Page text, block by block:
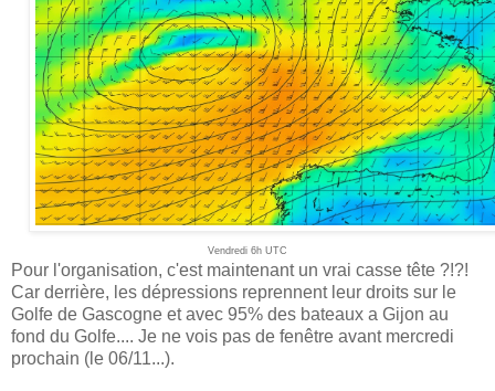
Vendredi 6h UTC
Pour l'organisation, c'est maintenant un vrai casse tête ?!?!
Car derrière, les dépressions reprennent leur droits sur le
Golfe de Gascogne et avec 95% des bateaux a Gijon au
fond du Golfe.... Je ne vois pas de fenêtre avant mercredi
prochain (le 06/11...).